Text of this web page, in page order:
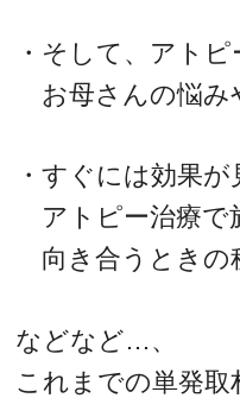
・そして、アト
お母さんの悩み
・すぐには効果
アトピー治療で
向き合うときの
などなど…、
これまでの単発